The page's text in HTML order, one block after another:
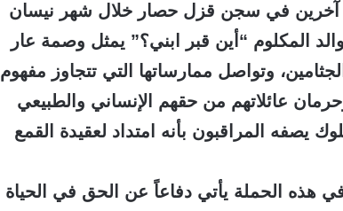
5 سجناء سياسيين آخرين في سجن قزل حصار خلال شهر نيسان
المكلوم “أين قبر ابني؟” يمثل وصمة عار
وتواصل ممارساتها التي تتجاوز مفهوم
عائلاتهم من حقهم الإنساني والطبيعي
يصفه المراقبون بأنه امتداد لعقيدة القمع
هذه الحملة يأتي دفاعاً عن الحق في الحياة